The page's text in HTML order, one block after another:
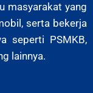
masyarakat yang
serta bekerja
seperti PSMKB,
lainnya.